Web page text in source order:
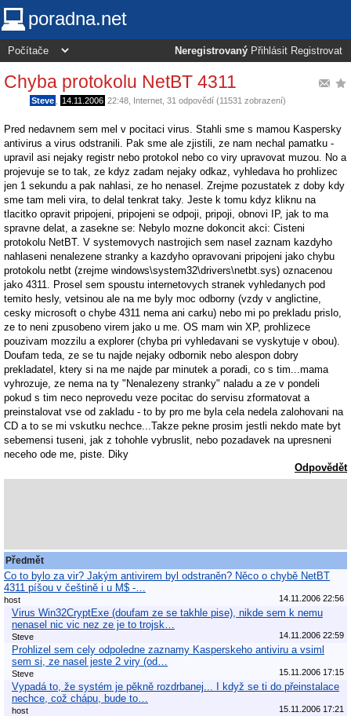
poradna.net
Neregistrovaný Přihlásit Registrovat
Chyba protokolu NetBT 4311
Steve 14.11.2006 22:48 Internet , 31 odpovědí (11531 zobrazení)
Pred nedavnem sem mel v pocitaci virus. Stahli sme s mamou Kaspersky
antivirus a virus odstranili. Pak sme ale zjistili, ze nam nechal pamatku -
upravil asi nejaky registr nebo protokol nebo co viry upravovat muzou. No a
projevuje se to tak, ze kdyz zadam nejaky odkaz, vyhledava ho prohlizec
jen 1 sekundu a pak nahlasi, ze ho nenasel. Zrejme pozustatek z doby kdy
sme tam meli vira, to delal tenkrat taky. Jeste k tomu kdyz kliknu na
tlacitko opravit pripojeni, pripojeni se odpoji, pripoji, obnovi IP, jak to ma
spravne delat, a zasekne se: Nebylo mozne dokoncit akci: Cisteni
protokolu NetBT. V systemovych nastrojich sem nasel zaznam kazdyho
nahlaseni nenalezene stranky a kazdyho opravovani pripojeni jako chybu
protokolu netbt (zrejme windows\system32\drivers\netbt.sys) oznacenou
jako 4311. Prosel sem spoustu internetovych stranek vyhledanych pod
temito hesly, vetsinou ale na me byly moc odborny (vzdy v anglictine,
cesky microsoft o chybe 4311 nema ani carku) nebo mi po prekladu prislo,
ze to neni zpusobeno virem jako u me. OS mam win XP, prohlizece
pouzivam mozzilu a explorer (chyba pri vyhledavani se vyskytuje v obou).
Doufam teda, ze se tu najde nejaky odbornik nebo alespon dobry
prekladatel, ktery si na me najde par minutek a poradi, co s tim...mama
vyhrozuje, ze nema na ty "Nenalezeny stranky" naladu a ze v pondeli
pokud s tim neco neprovedu veze pocitac do servisu zformatovat a
preinstalovat vse od zakladu - to by pro me byla cela nedela zalohovani na
CD a to se mi vskutku nechce...Takze pekne prosim jestli nekdo mate byt
sebemensi tuseni, jak z tohohle vybruslit, nebo pozadavek na upresneni
neceho ode me, piste. Diky
Odpovědět
Předmět
Co to bylo za vir? Jakým antivirem byl odstraněn? Něco o chybě NetBT
4311 píšou v češtině i u M$ -…
host 14.11.2006 22:56
Virus Win32CryptExe (doufam ze se takhle pise), nikde sem k nemu
nenasel nic vic nez ze je to trojsk…
Steve 14.11.2006 22:59
Prohlizel sem cely odpoledne zaznamy Kasperskeho antiviru a vsiml
sem si, ze nasel jeste 2 viry (od…
Steve 15.11.2006 17:15
Vypadá to, že systém je pěkně rozdrbanej... I když se ti do přeinstalace
nechce, což chápu, bude to…
host 15.11.2006 17:21